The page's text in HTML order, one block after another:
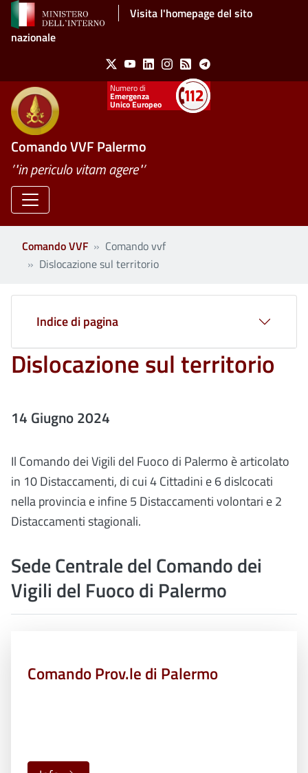
Salta al contenuto principaleVisita l'homepage del sito
nazionale
Social Menu
X YoutubeLinkedinInstagram
Feed Telegram
Emergenza
Unico Europeo
Comando VVF Palermo
’"in periculo vitam agere"’
Comando VVF
Comando vvf
Dislocazione sul territorio
Dislocazione sul territorio
14 Giugno 2024
Il Comando dei Vigili del Fuoco di Palermo è articolato
in 10 Distaccamenti, di cui 4 Cittadini e 6 dislcocati
nella provincia e infine 5 Distaccamenti volontari e 2
Distaccamenti stagionali.
Sede Centrale del Comando dei
Vigili del Fuoco di Palermo
Comando Prov.le di Palermo
Indice di pagina